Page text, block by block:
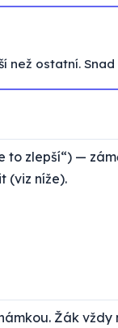
než ostatní. Snad
to zlepší“) —
(viz níže).
Žák